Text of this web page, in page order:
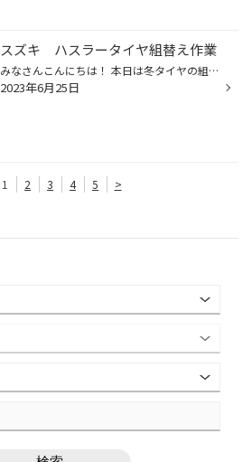
スズキ ハスラータイヤ組替え作業
みなさんこんにちは！ 本日は冬タイヤの組替え作業ご紹介します お預かりしていた冬タイヤを新しい冬タイヤに 組替えていきます！！ BLIZZAK VRX3を組替えます！ では、作業開始します！ お預かりしていた冬タイヤを機械で外していきます！ VRX3を取付けたらチッ素充填していきます! チッ素は空気に...
2023年6月25日
1 2 3 4 5 >